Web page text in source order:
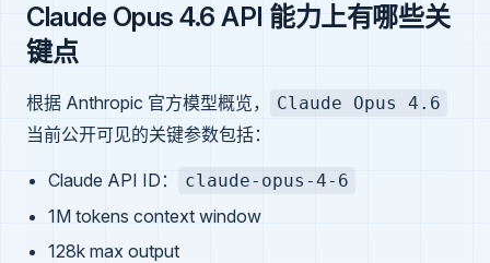
Claude Opus 4.6 API 能力上有哪些关
键点
根据 Anthropic 官方模型概览， Claude Opus 4.6
当前公开可见的关键参数包括：
Claude API ID： claude-opus-4-6
1M tokens context window
128k max output